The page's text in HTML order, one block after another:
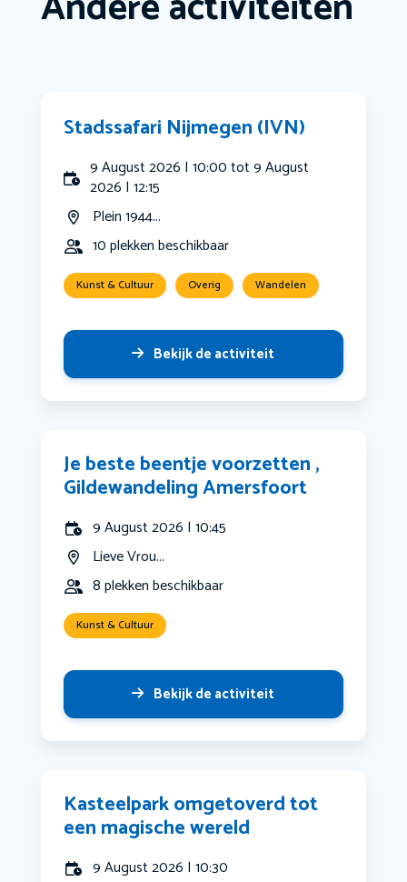
Stadssafari Nijmegen (IVN)
9 August 2026 | 10:00 tot 9 August
2026 | 12:15
Plein 1944...
10 plekken beschikbaar
Kunst & Cultuur Overig Wandelen
Bekijk de activiteit
Je beste beentje voorzetten ,
Gildewandeling Amersfoort
9 August 2026 | 10:45
Lieve Vrou...
8 plekken beschikbaar
Kunst & Cultuur
Bekijk de activiteit
Kasteelpark omgetoverd tot
een magische wereld
9 August 2026 | 10:30